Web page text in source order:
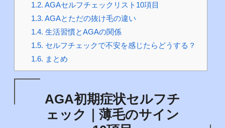
1.2. AGAセルフチェックリスト10項目
1.3. AGAとただの抜け毛の違い
1.4. 生活習慣とAGAの関係
1.5. セルフチェックで不安を感じたらどうする？
1.6. まとめ
AGA初期症状セルフチ
ェック｜薄毛のサイン